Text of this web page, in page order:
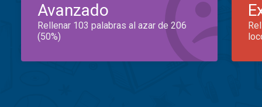
Avanzado
Rellenar 103 palabras al azar de 206
(50%)